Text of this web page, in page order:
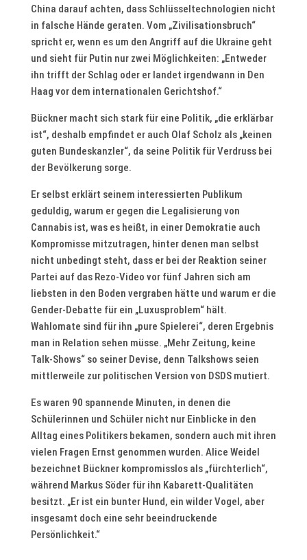
China darauf achten, dass Schlüsseltechnologien nicht
in falsche Hände geraten. Vom „Zivilisationsbruch“
spricht er, wenn es um den Angriff auf die Ukraine geht
und sieht für Putin nur zwei Möglichkeiten: „Entweder
ihn trifft der Schlag oder er landet irgendwann in Den
Haag vor dem internationalen Gerichtshof.“
Bückner macht sich stark für eine Politik, „die erklärbar
ist“, deshalb empfindet er auch Olaf Scholz als „keinen
guten Bundeskanzler“, da seine Politik für Verdruss bei
der Bevölkerung sorge.
Er selbst erklärt seinem interessierten Publikum
geduldig, warum er gegen die Legalisierung von
Cannabis ist, was es heißt, in einer Demokratie auch
Kompromisse mitzutragen, hinter denen man selbst
nicht unbedingt steht, dass er bei der Reaktion seiner
Partei auf das Rezo-Video vor fünf Jahren sich am
liebsten in den Boden vergraben hätte und warum er die
Gender-Debatte für ein „Luxusproblem“ hält.
Wahlomate sind für ihn „pure Spielerei“, deren Ergebnis
man in Relation sehen müsse. „Mehr Zeitung, keine
Talk-Shows“ so seiner Devise, denn Talkshows seien
mittlerweile zur politischen Version von DSDS mutiert.
Es waren 90 spannende Minuten, in denen die
Schülerinnen und Schüler nicht nur Einblicke in den
Alltag eines Politikers bekamen, sondern auch mit ihren
vielen Fragen Ernst genommen wurden. Alice Weidel
bezeichnet Bückner kompromisslos als „fürchterlich“,
während Markus Söder für ihn Kabarett-Qualitäten
besitzt. „Er ist ein bunter Hund, ein wilder Vogel, aber
insgesamt doch eine sehr beeindruckende
Persönlichkeit.“